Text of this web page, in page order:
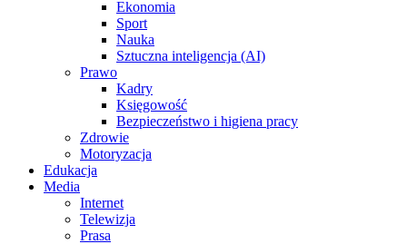
Ekonomia
Sport
Nauka
Sztuczna inteligencja (AI)
Prawo
Kadry
Księgowość
Bezpieczeństwo i higiena pracy
Zdrowie
Motoryzacja
Edukacja
Media
Internet
Telewizja
Prasa